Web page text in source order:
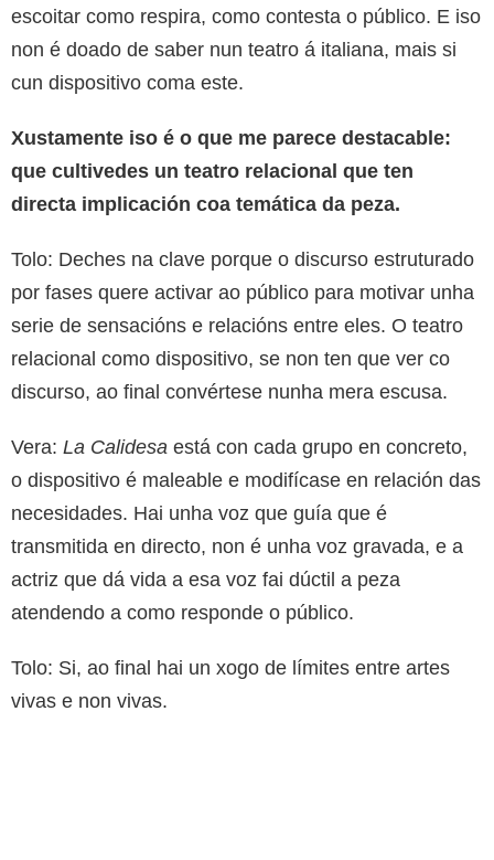
escoitar como respira, como contesta o público. E iso
non é doado de saber nun teatro á italiana, mais si
cun dispositivo coma este.
Xustamente iso é o que me parece destacable:
que cultivedes un teatro relacional que ten
directa implicación coa temática da peza.
Tolo: Deches na clave porque o discurso estruturado
por fases quere activar ao público para motivar unha
serie de sensacións e relacións entre eles. O teatro
relacional como dispositivo, se non ten que ver co
discurso, ao final convértese nunha mera escusa.
Vera: La Calidesa está con cada grupo en concreto,
o dispositivo é maleable e modifícase en relación das
necesidades. Hai unha voz que guía que é
transmitida en directo, non é unha voz gravada, e a
actriz que dá vida a esa voz fai dúctil a peza
atendendo a como responde o público.
Tolo: Si, ao final hai un xogo de límites entre artes
vivas e non vivas.